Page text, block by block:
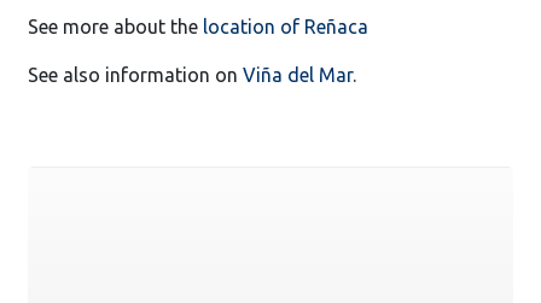
See more about the location of Reñaca
See also information on Viña del Mar.